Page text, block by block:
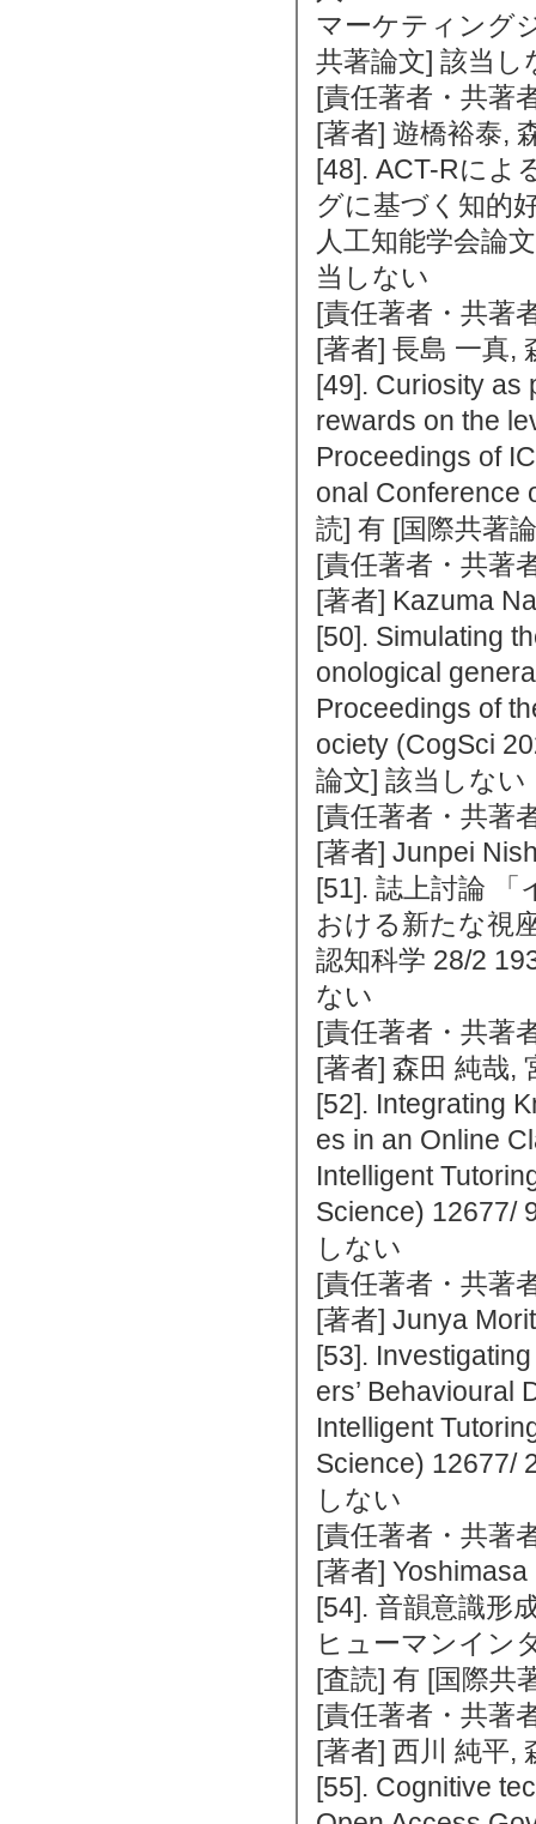
マーケティング
共著論文] 該当し
[責任著者・共著
[著者] 遊橋裕泰,
[48]. ACT-Rによ
グに基づく知的
人工知能学会論
当しない
[責任著者・共著
[著者] 長島 一真,
[49]. Curiosity as
rewards on the
Proceedings of
onal Conference
読] 有 [国際共著
[責任著者・共著
[著者] Kazuma
[50]. Simulating
onological
Proceedings of
ociety (CogSci
論文] 該当しない
[責任著者・共著
[著者] Junpei
[51]. 誌上討論
おける新たな視
認知科学 28/2
ない
[責任著者・共著
[著者] 森田 純哉,
[52]. Integrating
es in an Online
Intelligent
Science) 12677/
しない
[責任著者・共著
[著者] Junya
[53].
ers’ Behavioural
Intelligent
Science) 12677/
しない
[責任著者・共著
[著者]
[54]. 音韻意識形
ヒューマンイン
[査読] 有 [国際共
[責任著者・共著
[著者] 西川 純平,
[55]. Cognitive